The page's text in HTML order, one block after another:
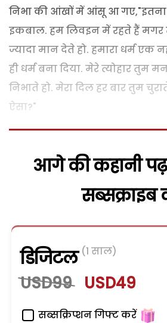
निभा की आंखों में आंसू आ गए,"इतना
इकबाल. हम लिवइन में रहते हैं मगर
ज्यादा मान देते हो. हमारा धर्म एक
ही धर्म बना दिया. मेरे त्योहार तुम
निभाते हो. मेरा दिल हर बार तुम
ऐसा?"
आगे की कहानी
सब्सक्राइब
डिजिटल (1 साल)
USD99 USD49
सब्सक्रिप्शन गिफ्ट करें